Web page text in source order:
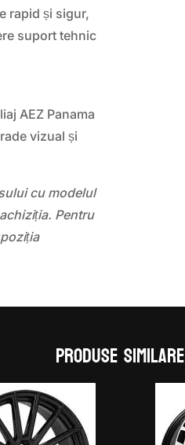
rapid și sigur,
suport tehnic
AEZ Panama
vizual și
cu modelul
Pentru
Produse similare